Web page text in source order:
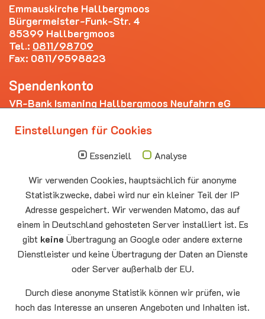
Emmauskirche Hallbergmoos
Bürgermeister-Funk-Str. 4
85399 Hallbergmoos
Tel.: 0811/98709
Fax: 0811/9598823
Spendenkonto
VR-Bank Ismaning Hallbergmoos Neufahrn eG
Die nächsten Termine
10.00 - 11.00
Auferstehungskirche Neufahrn
Montag
15.00 - 17.00
10.08
Senioren-Spieletreff Neufahrn
Auferstehungskirche Neufahrn
Mittwoch
20.00 Offenes Ende
Godtimes
Facebook
Einstellungen für Cookies
Essenziell
Analyse
Wir verwenden Cookies, hauptsächlich für anonyme
Statistikzwecke, dabei wird nur ein kleiner Teil der IP
Adresse gespeichert. Wir verwenden Matomo, das auf
einem in Deutschland gehosteten Server installiert ist. Es
gibt keine Übertragung an Google oder andere externe
Dienstleister und keine Übertragung der Daten an Dienste
oder Server außerhalb der EU.
Durch diese anonyme Statistik können wir prüfen, wie
hoch das Interesse an unseren Angeboten und Inhalten ist.